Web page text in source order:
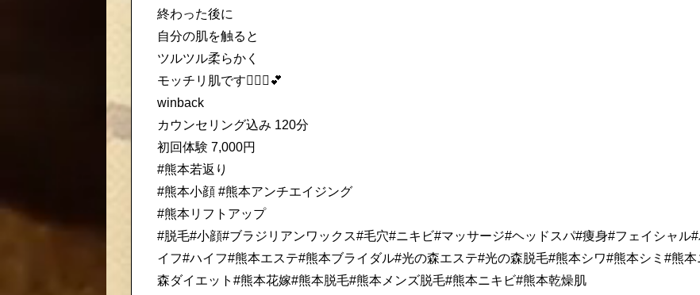
終わった後に
自分の肌を触ると
ツルツル柔らかく
モッチリ肌です💆🏻‍♀️💕
winback
カウンセリング込み 120分
初回体験 7,000円
#熊本若返り
#熊本小顔 #熊本アンチエイジング
#熊本リフトアップ
#脱毛#小顔#ブラジリアンワックス#毛穴#ニキビ#マッサージ#ヘッドスパ#痩身#フェイシャル
イフ#ハイフ#熊本エステ#熊本ブライダル#光の森エステ#光の森脱毛#熊本シワ#熊本シミ#熊
森ダイエット#熊本花嫁#熊本脱毛#熊本メンズ脱毛#熊本ニキビ#熊本乾燥肌